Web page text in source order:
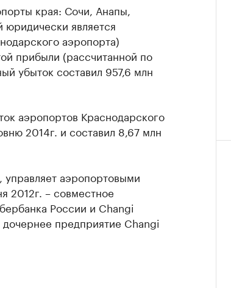
края: Сочи, Анапы,
является
аэропорта)
прибыли (рассчитанной по
убыток составил 957,6 млн
аэропортов Краснодарского
2014г. и составил 8,67 млн
аэропортовыми
2012г. – совместное
России и Changi
предприятие Changi